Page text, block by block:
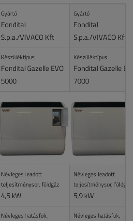
Gyártó
Fondital
S.p.a./VIVACO Kft
Gyártó
Fondital
S.p.a./VIVACO Kft
Készüléktípus
Fondital Gazelle EVO
5000
Készüléktípus
Fondital Gazelle
7000
Névleges leadott
teljesítménysor, földgáz
4,5 kW
Névleges leadott
teljesítménysor, földgáz
5,9 kW
Névleges hatásfok,
Névleges hatásfok,